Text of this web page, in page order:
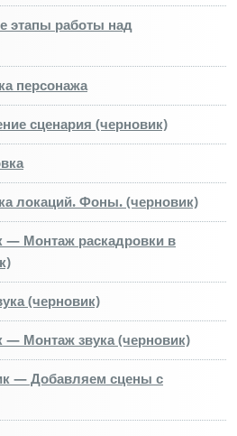
этапы работы над
персонажа
сценария (черновик)
локаций. Фоны. (черновик)
— Монтаж раскадровки в
(черновик)
— Монтаж звука (черновик)
— Добавляем сцены с